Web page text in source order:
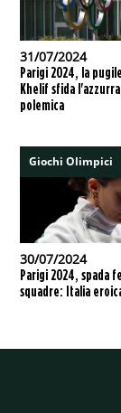
31/07/2024
Parigi 2024, la
Khelif sfida
polemica
Giochi Olimpici
30/07/2024
Parigi 2024, spada
squadre: Italia